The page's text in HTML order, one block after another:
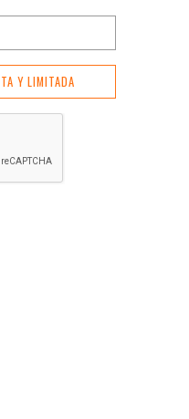
Y LIMITADA